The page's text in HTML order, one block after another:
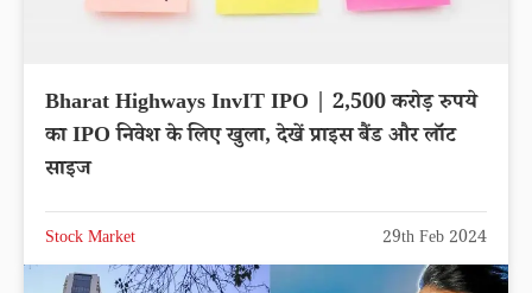
Bharat Highways InvIT IPO | 2,500 करोड़ रुपये
का IPO निवेश के लिए खुला, देखें प्राइस बैंड और लॉट
साइज
Stock Market 29th Feb 2024